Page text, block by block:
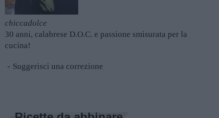
chiccadolce
30 anni, calabrese D.O.C. e passione smisurata per la
cucina!
Suggerisci una correzione